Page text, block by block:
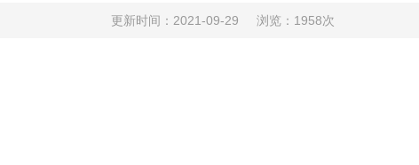
更新时间：2021-09-29 浏览：1958次